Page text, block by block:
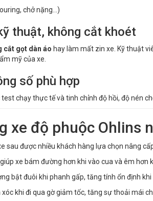
chở nặng…)
thuật, không cắt khoét
cắt gọt dàn áo hay làm mất zin xe. Kỹ thuật
mỹ của xe.
số phù hợp
chạy thực tế và tinh chỉnh độ hồi, độ nén
xe độ phuộc Ohlins
sau được nhiều khách hàng lựa chọn nâng
xe bám đường hơn khi vào cua và êm hơn
bật đuôi khi phanh gấp, tăng tính ổn định khi
xóc khi đi qua gờ giảm tốc, tăng sự thoải mái